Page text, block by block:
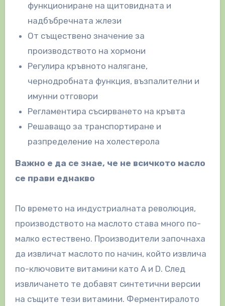
функциониране на щитовидната и
надбъбречната жлези
От съществено значение за
производството на хормони
Регулира кръвното налягане,
чернодробната функция, възпалителни и
имунни отговори
Регламентира съсирването на кръвта
Решаващо за транспортиране и
разпределение на холестерола
Важно е да се знае, че не всичкото масло
се прави еднакво
По времето на индустриалната революция,
производството на маслото става много по-
малко естествено. Производители започнаха
да извличат маслото по начин, който извлича
по-ключовите витамини като А и D. След
извличането те добавят синтетични версии
на същите тези витамини. Ферментиралото